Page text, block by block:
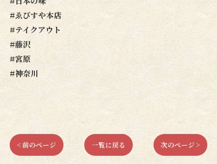
#ゑびすや本店
#テイクアウト
#藤沢
#宮原
#神奈川
< 前のページ 一覧に戻る 次のページ >